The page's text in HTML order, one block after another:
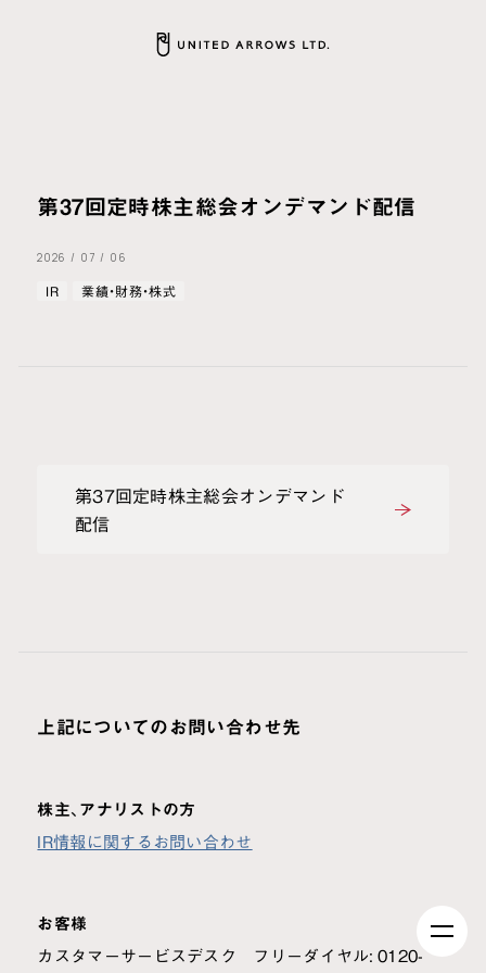
第37回定時株主総会オンデマンド配信
2026 / 07 / 06
IR 業績・財務・株式
第37回定時株主総会オンデマンド
配信
上記についてのお問い合わせ先
株主、アナリストの方
IR情報に関するお問い合わせ
お客様
カスタマーサービスデスク フリーダイヤル: 0120-